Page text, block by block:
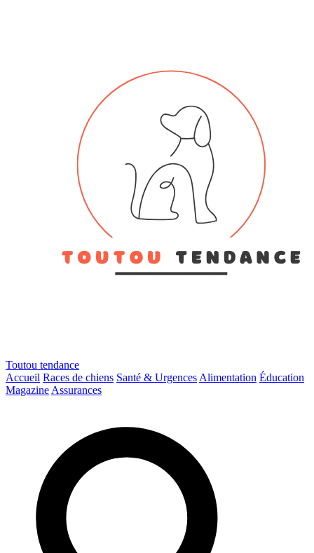
Toutou tendance
Accueil Races de chiens Santé & Urgences Alimentation Éducation
Magazine Assurances